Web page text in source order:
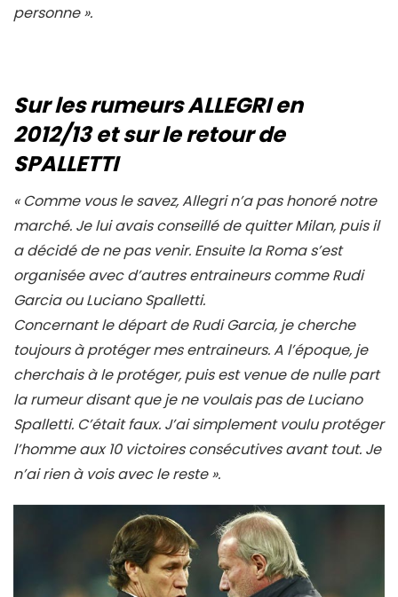
personne ».
Sur les rumeurs ALLEGRI en
2012/13 et sur le retour de
SPALLETTI
« Comme vous le savez, Allegri n’a pas honoré notre
marché. Je lui avais conseillé de quitter Milan, puis il
a décidé de ne pas venir. Ensuite la Roma s’est
organisée avec d’autres entraineurs comme Rudi
Garcia ou Luciano Spalletti.
Concernant le départ de Rudi Garcia, je cherche
toujours à protéger mes entraineurs. A l’époque, je
cherchais à le protéger, puis est venue de nulle part
la rumeur disant que je ne voulais pas de Luciano
Spalletti. C’était faux. J’ai simplement voulu protéger
l’homme aux 10 victoires consécutives avant tout. Je
n’ai rien à vois avec le reste ».